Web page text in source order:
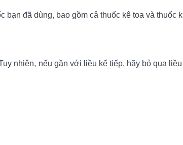
đã dùng, bao gồm cả thuốc kê toa và thuốc
nhiên, nếu gần với liều kế tiếp, hãy bỏ qua